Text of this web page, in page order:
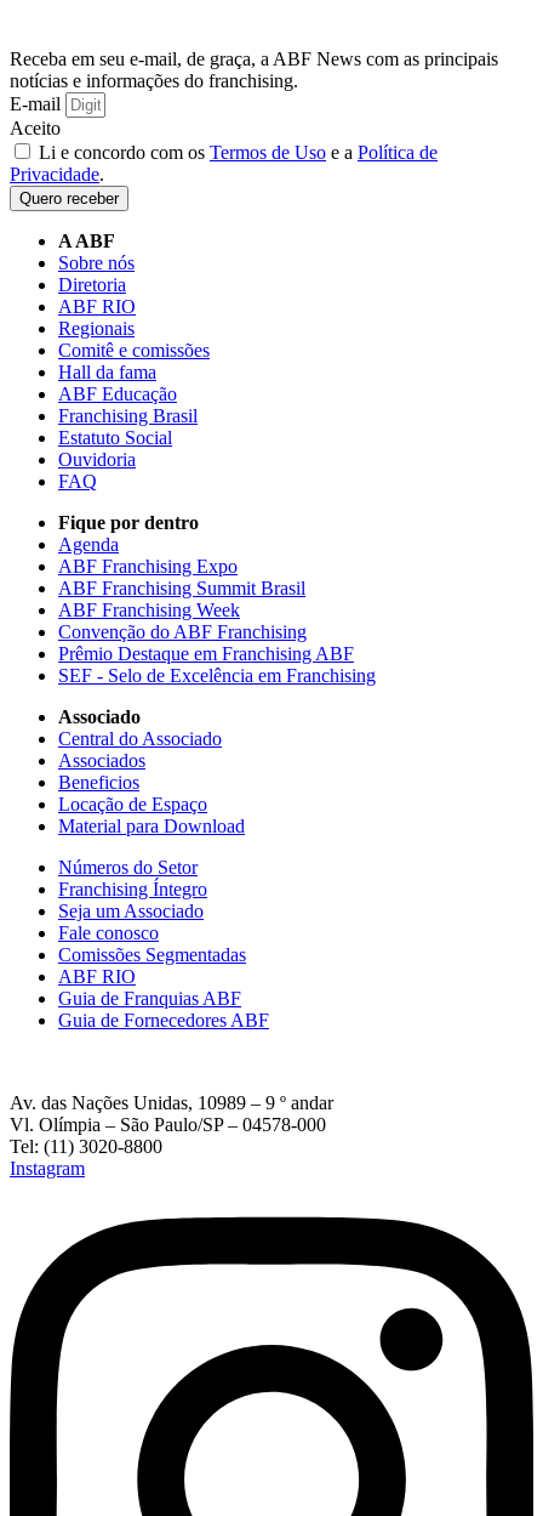
Receba em seu e-mail, de graça, a ABF News com as principais
notícias e informações do franchising.
E-mail
Aceito
Li e concordo com os Termos de Uso e a Política de
Privacidade.
Quero receber
A ABF
Sobre nós
Diretoria
ABF RIO
Regionais
Comitê e comissões
Hall da fama
ABF Educação
Franchising Brasil
Estatuto Social
Ouvidoria
FAQ
Fique por dentro
Agenda
ABF Franchising Expo
ABF Franchising Summit Brasil
ABF Franchising Week
Convenção do ABF Franchising
Prêmio Destaque em Franchising ABF
SEF - Selo de Excelência em Franchising
Associado
Central do Associado
Associados
Beneficios
Locação de Espaço
Material para Download
Números do Setor
Franchising Íntegro
Seja um Associado
Fale conosco
Comissões Segmentadas
ABF RIO
Guia de Franquias ABF
Guia de Fornecedores ABF
Av. das Nações Unidas, 10989 – 9 º andar
Vl. Olímpia – São Paulo/SP – 04578-000
Tel: (11) 3020-8800
Instagram